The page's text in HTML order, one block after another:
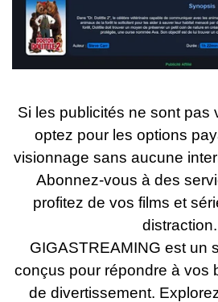
Si les publicités ne sont pas
optez pour les options
visionnage sans aucune
Abonnez-vous à des
profitez de vos films et
distraction.
GIGASTREAMING est un
conçus pour répondre à vos
de divertissement.